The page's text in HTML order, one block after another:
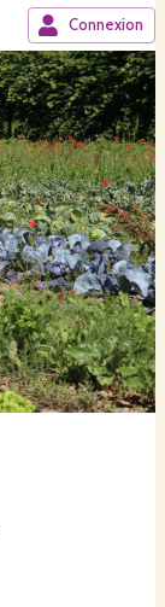
Connexion